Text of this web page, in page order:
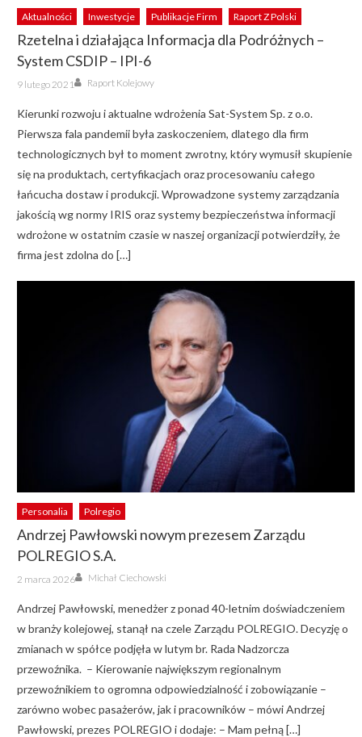
Aktualności Inwestycje Publikacje Firm Raport Z Polski
Rzetelna i działająca Informacja dla Podróżnych –
System CSDIP – IPI-6
Posted
on
9 lutego 2021 Author
Raport Kolejowy
Kierunki rozwoju i aktualne wdrożenia Sat-System Sp. z o.o.
Pierwsza fala pandemii była zaskoczeniem, dlatego dla firm
technologicznych był to moment zwrotny, który wymusił skupienie
się na produktach, certyfikacjach oraz procesowaniu całego
łańcucha dostaw i produkcji. Wprowadzone systemy zarządzania
jakością wg normy IRIS oraz systemy bezpieczeństwa informacji
wdrożone w ostatnim czasie w naszej organizacji potwierdziły, że
firma jest zdolna do […]
Personalia Polregio
Andrzej Pawłowski nowym prezesem Zarządu
POLREGIO S.A.
Posted
on
2 marca 2026 Author
Michał Ciechowski
Andrzej Pawłowski, menedżer z ponad 40-letnim doświadczeniem
w branży kolejowej, stanął na czele Zarządu POLREGIO. Decyzję o
zmianach w spółce podjęła w lutym br. Rada Nadzorcza
przewoźnika. ­– Kierowanie największym regionalnym
przewoźnikiem to ogromna odpowiedzialność i zobowiązanie –
zarówno wobec pasażerów, jak i pracowników – mówi Andrzej
Pawłowski, prezes POLREGIO i dodaje: – Mam pełną […]